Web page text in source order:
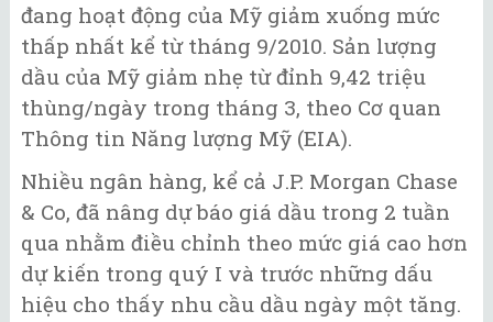
đang hoạt động của Mỹ giảm xuống mức
thấp nhất kể từ tháng 9/2010. Sản lượng
dầu của Mỹ giảm nhẹ từ đỉnh 9,42 triệu
thùng/ngày trong tháng 3, theo Cơ quan
Thông tin Năng lượng Mỹ (EIA).
Nhiều ngân hàng, kể cả J.P. Morgan Chase
& Co, đã nâng dự báo giá dầu trong 2 tuần
qua nhằm điều chỉnh theo mức giá cao hơn
dự kiến trong quý I và trước những dấu
hiệu cho thấy nhu cầu dầu ngày một tăng.